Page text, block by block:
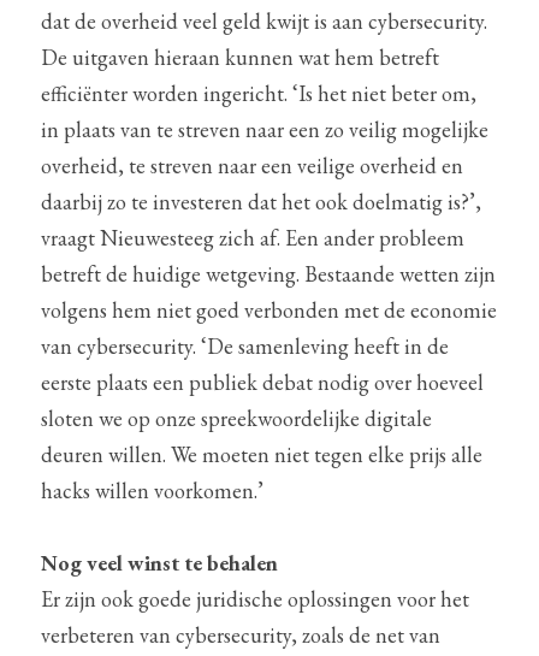
dat de overheid veel geld kwijt is aan cybersecurity.
De uitgaven hieraan kunnen wat hem betreft
efficiënter worden ingericht. ‘Is het niet beter om,
in plaats van te streven naar een zo veilig mogelijke
overheid, te streven naar een veilige overheid en
daarbij zo te investeren dat het ook doelmatig is?’,
vraagt Nieuwesteeg zich af. Een ander probleem
betreft de huidige wetgeving. Bestaande wetten zijn
volgens hem niet goed verbonden met de economie
van cybersecurity. ‘De samenleving heeft in de
eerste plaats een publiek debat nodig over hoeveel
sloten we op onze spreekwoordelijke digitale
deuren willen. We moeten niet tegen elke prijs alle
hacks willen voorkomen.’
Nog veel winst te behalen
Er zijn ook goede juridische oplossingen voor het
verbeteren van cybersecurity, zoals de net van